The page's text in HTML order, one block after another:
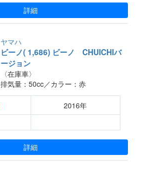
詳細
ヤマハ
ビーノ( 1,686) ビーノ CHUICHIバ
ージョン
〈在庫車〉
排気量：50cc／カラー：赤
2016年
詳細